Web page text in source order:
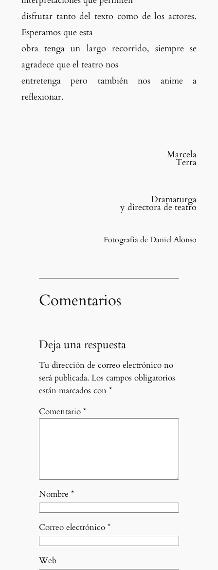
disfrutar tanto del texto como de los actores.
Esperamos que esta
obra tenga un largo recorrido, siempre se
agradece que el teatro nos
entretenga pero también nos anime a
reflexionar.
Marcela
Terra
Dramaturga
y directora de teatro
Fotografía de Daniel Alonso
Comentarios
Deja una respuesta
Tu dirección de correo electrónico no
será publicada. Los campos obligatorios
están marcados con *
Comentario *
Nombre *
Correo electrónico *
Web